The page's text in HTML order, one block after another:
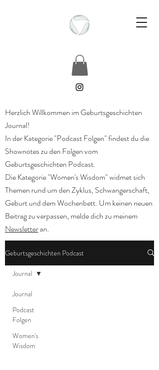
Herzlich Willkommen im Geburtsgeschichten
Journal!
In der Kategorie "Podcast Folgen" findest du die
Shownotes zu den Folgen vom
Geburtsgeschichten Podcast.
Die Kategorie "Women's Wisdom" widmet sich
Themen rund um den Zyklus, Schwangerschaft,
Geburt und dem Wochenbett. Um keinen neuen
Beitrag zu verpassen, melde dich zu meinem
Newsletteran.
Geburtsgeschichten Podcast
Journal
Podcast
Folgen
Women's
Wisdom
Journal